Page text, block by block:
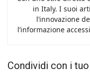
in Italy. I suoi
l’innovazione
l’informazione
Condividi con i